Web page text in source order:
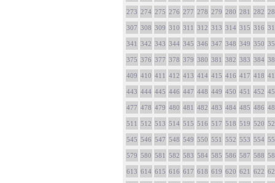
273 274 275 276 277 278 279 280 281 282
307 308 309 310 311 312 313 314 315 316
341 342 343 344 345 346 347 348 349 350
375 376 377 378 379 380 381 382 383 384
409 410 411 412 413 414 415 416 417 418
443 444 445 446 447 448 449 450 451 452
477 478 479 480 481 482 483 484 485 486
511 512 513 514 515 516 517 518 519 520
545 546 547 548 549 550 551 552 553 554
579 580 581 582 583 584 585 586 587 588
613 614 615 616 617 618 619 620 621 622